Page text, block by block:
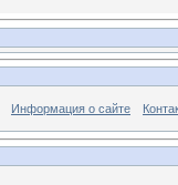
Информация о сайте